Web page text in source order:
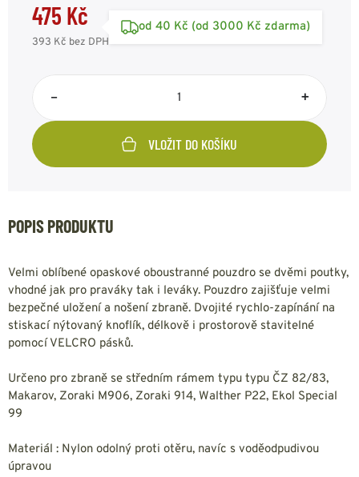
475 Kč
393 Kč bez DPH
od 40 Kč (od 3000 Kč zdarma)
– +
VLOŽIT DO KOŠÍKU
POPIS PRODUKTU
Velmi oblíbené opaskové oboustranné pouzdro se dvěmi poutky,
vhodné jak pro praváky tak i leváky. Pouzdro zajišťuje velmi
bezpečné uložení a nošení zbraně. Dvojité rychlo-zapínání na
stiskací nýtovaný knoflík, délkově i prostorově stavitelné
pomocí VELCRO pásků.
Určeno pro zbraně se středním rámem typu typu ČZ 82/83,
Makarov, Zoraki M906, Zoraki 914, Walther P22, Ekol Special
99
Materiál : Nylon odolný proti otěru, navíc s voděodpudivou
úpravou